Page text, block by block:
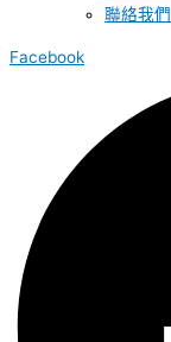
聯絡我們
Facebook